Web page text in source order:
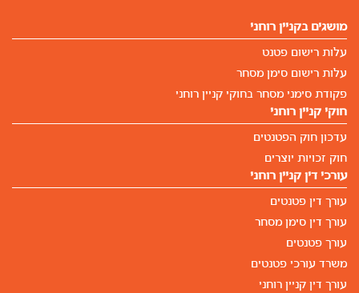
מושגים בקניין רוחני
עלות רישום פטנט
עלות רישום סימן מסחר
פקודת סימני מסחר בחוקי קניין רוחני
חוקי קניין רוחני
עדכון חוק הפטנטים
חוק זכויות יוצרים
עורכי דין קניין רוחני
עורך דין פטנטים
עורך דין סימן מסחר
עורך פטנטים
משרד עורכי פטנטים
עורך דין קניין רוחני